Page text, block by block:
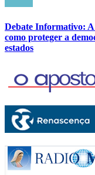
Debate Informativo: A
como proteger a
estados